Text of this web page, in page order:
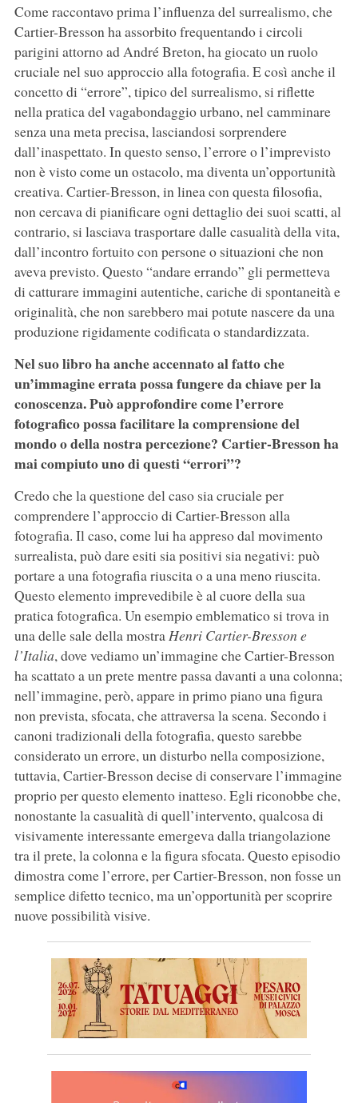
Come raccontavo prima l’influenza del surrealismo, che
Cartier-Bresson ha assorbito frequentando i circoli
parigini attorno ad André Breton, ha giocato un ruolo
cruciale nel suo approccio alla fotografia. E così anche il
concetto di “errore”, tipico del surrealismo, si riflette
nella pratica del vagabondaggio urbano, nel camminare
senza una meta precisa, lasciandosi sorprendere
dall’inaspettato. In questo senso, l’errore o l’imprevisto
non è visto come un ostacolo, ma diventa un’opportunità
creativa. Cartier-Bresson, in linea con questa filosofia,
non cercava di pianificare ogni dettaglio dei suoi scatti, al
contrario, si lasciava trasportare dalle casualità della vita,
dall’incontro fortuito con persone o situazioni che non
aveva previsto. Questo “andare errando” gli permetteva
di catturare immagini autentiche, cariche di spontaneità e
originalità, che non sarebbero mai potute nascere da una
produzione rigidamente codificata o standardizzata.
Nel suo libro ha anche accennato al fatto che
un’immagine errata possa fungere da chiave per la
conoscenza. Può approfondire come l’errore
fotografico possa facilitare la comprensione del
mondo o della nostra percezione? Cartier-Bresson ha
mai compiuto uno di questi “errori”?
Credo che la questione del caso sia cruciale per
comprendere l’approccio di Cartier-Bresson alla
fotografia. Il caso, come lui ha appreso dal movimento
surrealista, può dare esiti sia positivi sia negativi: può
portare a una fotografia riuscita o a una meno riuscita.
Questo elemento imprevedibile è al cuore della sua
pratica fotografica. Un esempio emblematico si trova in
una delle sale della mostra Henri Cartier-Bresson e
l’Italia, dove vediamo un’immagine che Cartier-Bresson
ha scattato a un prete mentre passa davanti a una colonna;
nell’immagine, però, appare in primo piano una figura
non prevista, sfocata, che attraversa la scena. Secondo i
canoni tradizionali della fotografia, questo sarebbe
considerato un errore, un disturbo nella composizione,
tuttavia, Cartier-Bresson decise di conservare l’immagine
proprio per questo elemento inatteso. Egli riconobbe che,
nonostante la casualità di quell’intervento, qualcosa di
visivamente interessante emergeva dalla triangolazione
tra il prete, la colonna e la figura sfocata. Questo episodio
dimostra come l’errore, per Cartier-Bresson, non fosse un
semplice difetto tecnico, ma un’opportunità per scoprire
nuove possibilità visive.